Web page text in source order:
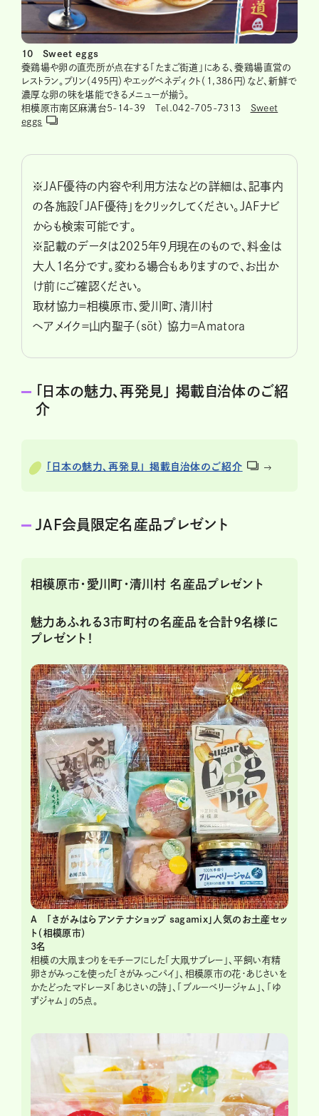
10 Sweet eggs
養鶏場や卵の直売所が点在する「たまご街道」にある、養鶏場直営の
レストラン。プリン（495円）やエッグベネディクト（1,386円）など、新鮮で
濃厚な卵の味を堪能できるメニューが揃う。
相模原市南区麻溝台5-14-39 Tel.042-705-7313
Sweet
eggs
※JAF優待の内容や利用方法などの詳細は、記事内
の各施設「JAF優待」をクリックしてください。JAFナビ
からも検索可能です。
※記載のデータは2025年9月現在のもので、料金は
大人1名分です。変わる場合もありますので、お出か
け前にご確認ください。
取材協力＝相模原市、愛川町、清川村
ヘアメイク＝山内聖子（söt） 協力＝Amatora
「日本の魅力、再発見」 掲載自治体のご紹
介
「日本の魅力、再発見」 掲載自治体のご紹介
JAF会員限定名産品プレゼント
相模原市・愛川町・清川村 名産品プレゼント
魅力あふれる3市町村の名産品を合計9名様に
プレゼント！
A 「さがみはらアンテナショップ sagamix」人気のお土産セッ
ト（相模原市）
3名
相模の大凧まつりをモチーフにした「大凧サブレー」、平飼い有精
卵さがみっこを使った「さがみっこパイ」、相模原市の花・あじさいを
かたどったマドレーヌ「あじさいの詩」、「ブルーベリージャム」、「ゆ
ずジャム」の5点。